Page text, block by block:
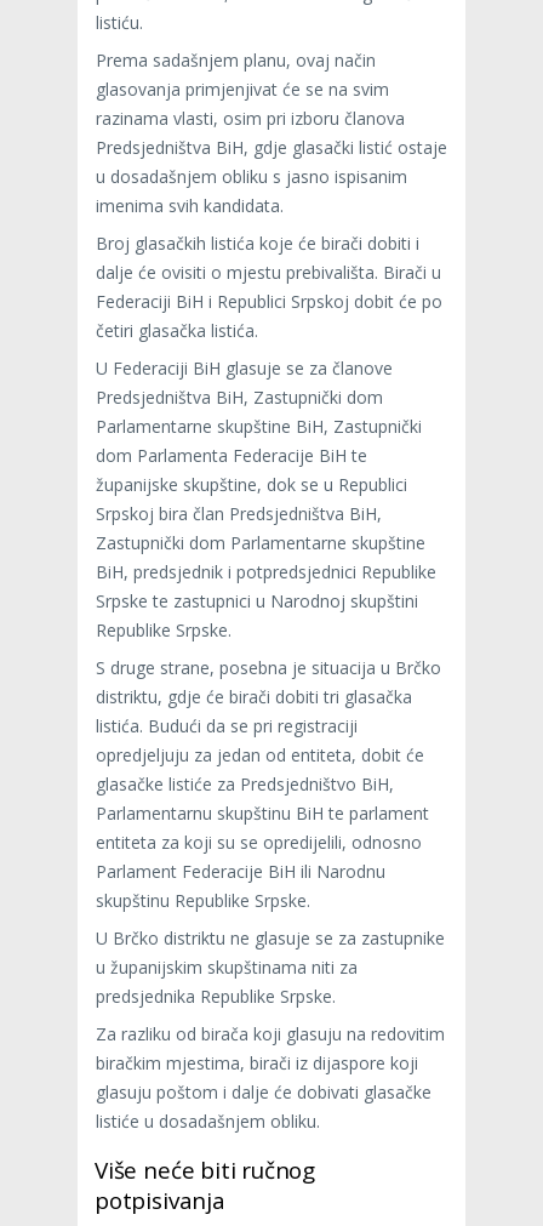
listiću.
Prema sadašnjem planu, ovaj način
glasovanja primjenjivat će se na svim
razinama vlasti, osim pri izboru članova
Predsjedništva BiH, gdje glasački listić ostaje
u dosadašnjem obliku s jasno ispisanim
imenima svih kandidata.
Broj glasačkih listića koje će birači dobiti i
dalje će ovisiti o mjestu prebivališta. Birači u
Federaciji BiH i Republici Srpskoj dobit će po
četiri glasačka listića.
U Federaciji BiH glasuje se za članove
Predsjedništva BiH, Zastupnički dom
Parlamentarne skupštine BiH, Zastupnički
dom Parlamenta Federacije BiH te
županijske skupštine, dok se u Republici
Srpskoj bira član Predsjedništva BiH,
Zastupnički dom Parlamentarne skupštine
BiH, predsjednik i potpredsjednici Republike
Srpske te zastupnici u Narodnoj skupštini
Republike Srpske.
S druge strane, posebna je situacija u Brčko
distriktu, gdje će birači dobiti tri glasačka
listića. Budući da se pri registraciji
opredjeljuju za jedan od entiteta, dobit će
glasačke listiće za Predsjedništvo BiH,
Parlamentarnu skupštinu BiH te parlament
entiteta za koji su se opredijelili, odnosno
Parlament Federacije BiH ili Narodnu
skupštinu Republike Srpske.
U Brčko distriktu ne glasuje se za zastupnike
u županijskim skupštinama niti za
predsjednika Republike Srpske.
Za razliku od birača koji glasuju na redovitim
biračkim mjestima, birači iz dijaspore koji
glasuju poštom i dalje će dobivati glasačke
listiće u dosadašnjem obliku.
Više neće biti ručnog
potpisivanja